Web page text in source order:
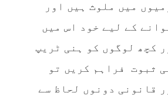
میں ملوث ہیں اور
کے لیے خود اس میں
کچھ لوگوں کو ہنی ٹریپ
ثبوت فراہم کریں تو
قانونی دونوں لحاظ سے